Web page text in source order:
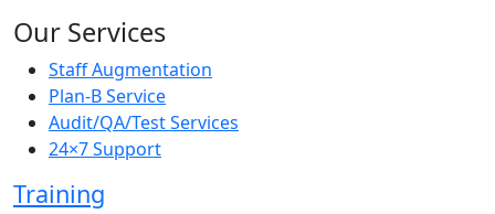
Our Services
Staff Augmentation
Plan-B Service
Audit/QA/Test Services
24×7 Support
Training